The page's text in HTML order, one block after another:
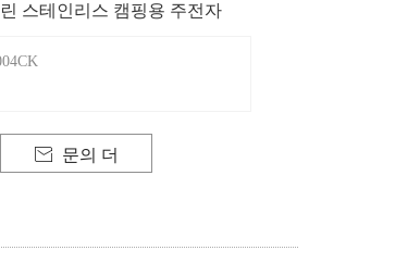
스테인리스 캠핑용 주전자
 문의 더